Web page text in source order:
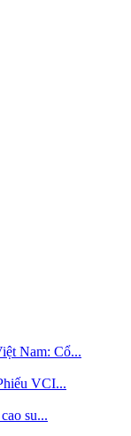
Nam: Cổ...
VCI...
su...